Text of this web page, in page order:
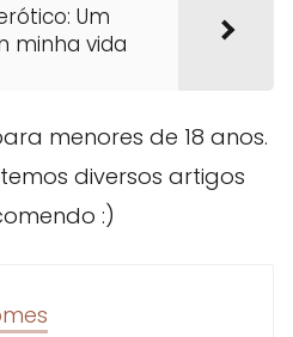
Um
minha vida
menores de 18 anos.
temos diversos artigos
:)